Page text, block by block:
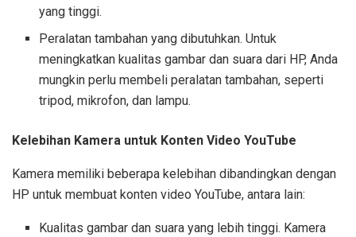
yang tinggi.
Peralatan tambahan yang dibutuhkan. Untuk
meningkatkan kualitas gambar dan suara dari HP, Anda
mungkin perlu membeli peralatan tambahan, seperti
tripod, mikrofon, dan lampu.
Kelebihan Kamera untuk Konten Video YouTube
Kamera memiliki beberapa kelebihan dibandingkan dengan
HP untuk membuat konten video YouTube, antara lain:
Kualitas gambar dan suara yang lebih tinggi. Kamera